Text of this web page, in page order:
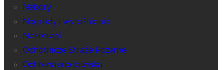
Nabory
Nagrody i wyróżnienia
Nekrologi
Ochotnicze Straże Pożarne
Ochrona środowiska